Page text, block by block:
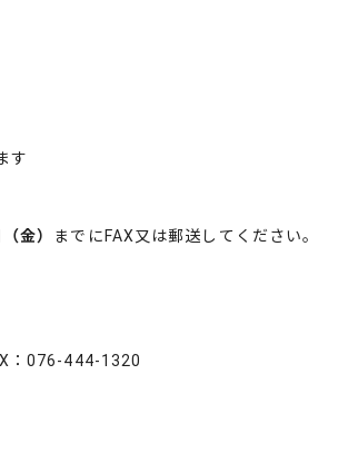
す
金）
までにFAX又は郵送してください。
076-444-1320